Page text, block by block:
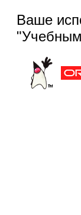
Ваше